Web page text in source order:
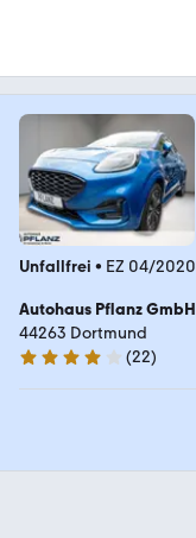
Unfallfrei • EZ 04/2020
Autohaus Pflanz GmbH
44263 Dortmund
4 Sterne
(22)